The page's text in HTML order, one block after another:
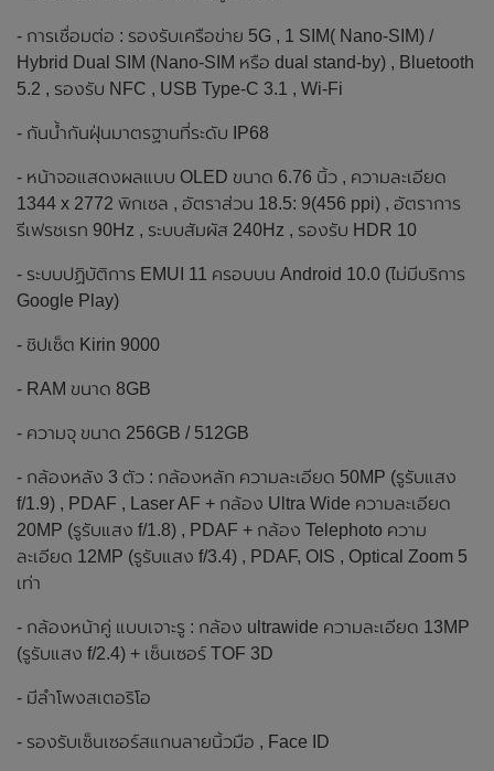
- การเชื่อมต่อ : รองรับเครือข่าย 5G , 1 SIM( Nano-SIM) /
Hybrid Dual SIM (Nano-SIM หรือ dual stand-by) , Bluetooth
5.2 , รองรับ NFC , USB Type-C 3.1 , Wi-Fi
- กันน้ำกันฝุ่นมาตรฐานที่ระดับ IP68
- หน้าจอแสดงผลแบบ OLED ขนาด 6.76 นิ้ว , ความละเอียด
1344 x 2772 พิกเซล , อัตราส่วน 18.5: 9(456 ppi) , อัตราการ
รีเฟรชเรท 90Hz , ระบบสัมผัส 240Hz , รองรับ HDR 10
- ระบบปฏิบัติการ EMUI 11 ครอบบน Android 10.0 (ไม่มีบริการ
Google Play)
- ชิปเซ็ต Kirin 9000
- RAM ขนาด 8GB
- ความจุ ขนาด 256GB / 512GB
- กล้องหลัง 3 ตัว : กล้องหลัก ความละเอียด 50MP (รูรับแสง
f/1.9) , PDAF , Laser AF + กล้อง Ultra Wide ความละเอียด
20MP (รูรับแสง f/1.8) , PDAF + กล้อง Telephoto ความ
ละเอียด 12MP (รูรับแสง f/3.4) , PDAF, OIS , Optical Zoom 5
เท่า
- กล้องหน้าคู่ แบบเจาะรู : กล้อง ultrawide ความละเอียด 13MP
(รูรับแสง f/2.4) + เซ็นเซอร์ TOF 3D
- มีลำโพงสเตอริโอ
- รองรับเซ็นเซอร์สแกนลายนิ้วมือ , Face ID